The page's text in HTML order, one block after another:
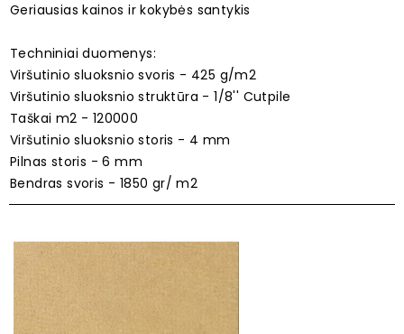
Geriausias kainos ir kokybės santykis
Techniniai duomenys:
Viršutinio sluoksnio svoris - 425 g/m2
Viršutinio sluoksnio struktūra - 1/8'' Cutpile
Taškai m2 - 120000
Viršutinio sluoksnio storis - 4 mm
Pilnas storis - 6 mm
Bendras svoris - 1850 gr/ m2